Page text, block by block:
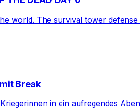
world. The survival tower defense
Break
in ein aufregendes